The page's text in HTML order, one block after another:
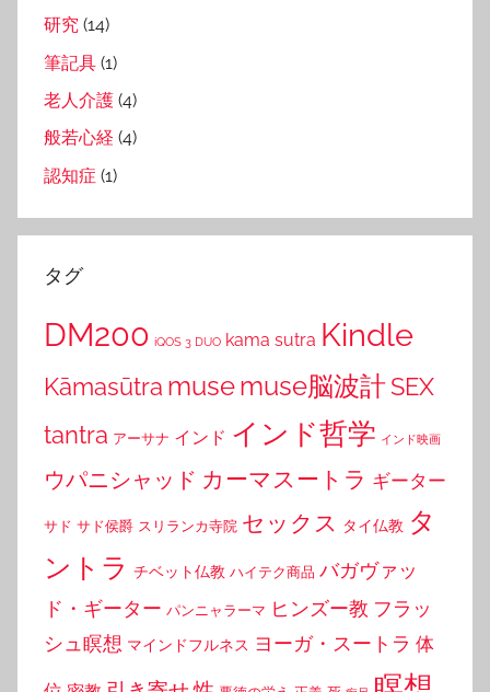
研究 (14)
筆記具 (1)
老人介護 (4)
般若心経 (4)
認知症 (1)
タグ
DM200 iQOS 3 DUO kama sutra Kindle
Kāmasūtra musemuse脳波計SEX
tantra アーサナ インド インド哲学 インド映画
ウパニシャッド カーマスートラ ギーター
サド サド侯爵 スリランカ寺院 セックス タイ仏教 タ
ントラ チベット仏教 ハイテク商品 バガヴァッ
ド・ギーター パンニャラーマ ヒンズー教 フラッ
シュ瞑想 マインドフルネス ヨーガ・スートラ 体